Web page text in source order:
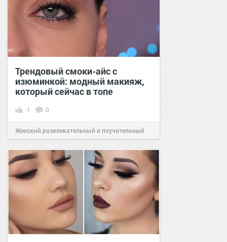
Трендовый смоки-айс с
изюминкой: модный макияж,
который сейчас в топе
-1 0
Женский развлекательный и поучительный
сайт.21:4029 мар 2026